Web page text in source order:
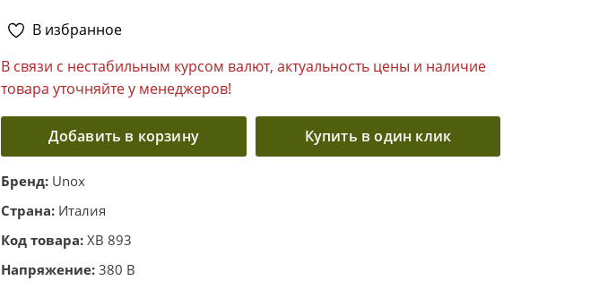
В избранное
В связи с нестабильным курсом валют, актуальность цены и наличие
товара уточняйте у менеджеров!
Добавить в корзину Купить в один клик
Бренд: Unox
Страна: Италия
Код товара: XB 893
Напряжение: 380 В